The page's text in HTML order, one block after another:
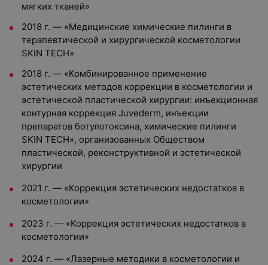
мягких тканей»
2018 г. — «Медицинские химические пилинги в
терапевтической и хирургической косметологии
SKIN TECH»
2018 г. — «Комбинированное применение
эстетических методов коррекции в косметологии и
эстетической пластической хирургии: инъекционная
контурная коррекция Juvederm, инъекции
препаратов ботулотоксина, химические пилинги
SKIN TECH», организованных Обществом
пластической, реконструктивной и эстетической
хирургии
2021 г. — «Коррекция эстетических недостатков в
косметологии»
2023 г. — «Коррекция эстетических недостатков в
косметологии»
2024 г. — «Лазерные методики в косметологии и